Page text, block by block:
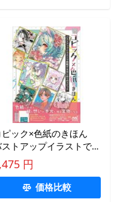
ピック×色紙のきほん
トアップイラストで挑
るはじめてのコピック
円
価格比較